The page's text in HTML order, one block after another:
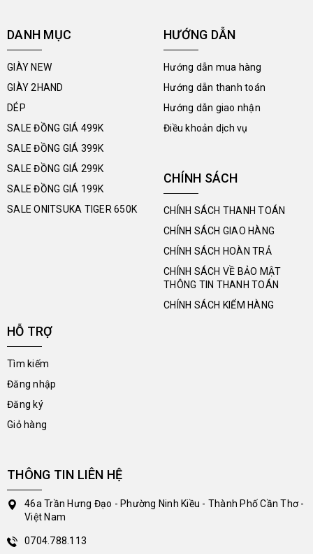
DANH MỤC
GIÀY NEW
GIÀY 2HAND
DÉP
SALE ĐỒNG GIÁ 499K
SALE ĐỒNG GIÁ 399K
SALE ĐỒNG GIÁ 299K
SALE ĐỒNG GIÁ 199K
SALE ONITSUKA TIGER 650K
HƯỚNG DẪN
Hướng dẫn mua hàng
Hướng dẫn thanh toán
Hướng dẫn giao nhận
Điều khoản dịch vụ
CHÍNH SÁCH
CHÍNH SÁCH THANH TOÁN
CHÍNH SÁCH GIAO HÀNG
CHÍNH SÁCH HOÀN TRẢ
CHÍNH SÁCH VỀ BẢO MẬT
THÔNG TIN THANH TOÁN
CHÍNH SÁCH KIỂM HÀNG
HỖ TRỢ
Tìm kiếm
Đăng nhập
Đăng ký
Giỏ hàng
THÔNG TIN LIÊN HỆ
46a Trần Hưng Đạo - Phường Ninh Kiều - Thành Phố Cần Thơ -
Việt Nam
0704.788.113